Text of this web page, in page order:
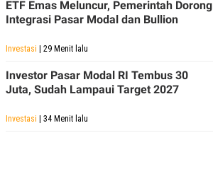
I
D
OF
USE
PEMBERITAAN
ETF Emas Meluncur, Pemerintah Dorong
Integrasi Pasar Modal dan Bullion
Investasi | 29 Menit lalu
Investor Pasar Modal RI Tembus 30
Juta, Sudah Lampaui Target 2027
Investasi | 34 Menit lalu